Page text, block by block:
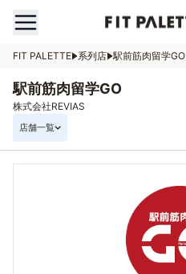
FIT PALETTE 系列店 駅前筋肉留学GO
駅前筋肉留学GO
株式会社REVIAS
店舗一覧